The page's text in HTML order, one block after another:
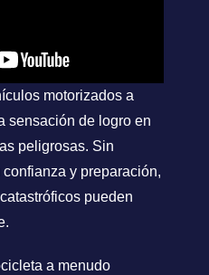
motorizados a
sensación de logro en
peligrosas. Sin
y preparación,
pueden
a menudo